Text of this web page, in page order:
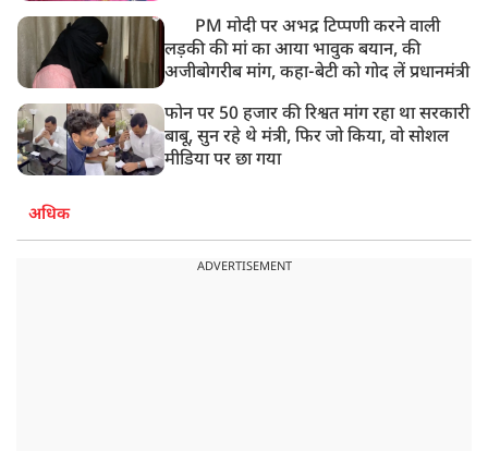
PM मोदी पर अभद्र टिप्पणी करने वाली
लड़की की मां का आया भावुक बयान, की
अजीबोगरीब मांग, कहा-बेटी को गोद लें प्रधानमंत्री
फोन पर 50 हजार की रिश्वत मांग रहा था सरकारी
बाबू, सुन रहे थे मंत्री, फिर जो किया, वो सोशल
मीडिया पर छा गया
अधिक
ADVERTISEMENT